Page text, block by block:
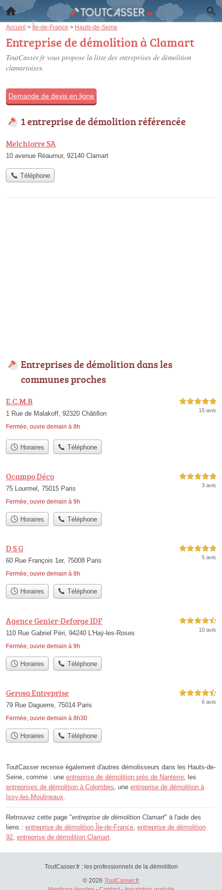
Accueil > Île-de-France > Hauts-de-Seine
Entreprise de démolition à Clamart
ToutCasser.fr vous propose la liste des entreprises de démolition
clamartoises.
Demande de devis en ligne
1 entreprise de démolition référencée
Melchiorre SA
10 avenue Réaumur, 92140 Clamart
Téléphone
Entreprises de démolition dans les
communes proches
E.C.M.B
1 Rue de Malakoff, 92320 Châtillon
Fermée, ouvre demain à 8h
5,0 étoiles sur 5
15 avis
Horaires Téléphone
Ocampo Déco
75 Lourmel, 75015 Paris
Fermée, ouvre demain à 9h
5,0 étoiles sur 5
3 avis
Horaires Téléphone
D S G
60 Rue François 1er, 75008 Paris
Fermée, ouvre demain à 8h
5,0 étoiles sur 5
5 avis
Horaires Téléphone
Agence Genier-Deforge IDF
110 Rue Gabriel Péri, 94240 L'Haÿ-les-Roses
Fermée, ouvre demain à 9h
4,5 étoiles sur 5
10 avis
Horaires Téléphone
Gerosa Entreprise
79 Rue Daguerre, 75014 Paris
Fermée, ouvre demain à 8h30
4,5 étoiles sur 5
6 avis
Horaires Téléphone
ToutCasser recense également d'autres démolisseurs dans les Hauts-de-
Seine, comme : une entreprise de démolition près de Nanterre, les
entreprises de démolition à Colombes, une entreprise de démolition à
Issy-les-Moulineaux.
Retrouvez cette page "entreprise de démolition Clamart" à l'aide des
liens : entreprise de démolition Île-de-France, entreprise de démolition
92, entreprise de démolition Clamart.
ToutCasser.fr : les professionnels de la démolition
© 2026 ToutCasser.fr